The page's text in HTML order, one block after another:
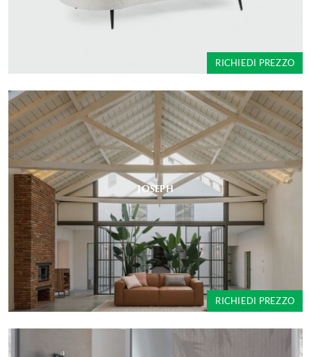
RICHIEDI PREZZO
JOSEPH
RICHIEDI PREZZO